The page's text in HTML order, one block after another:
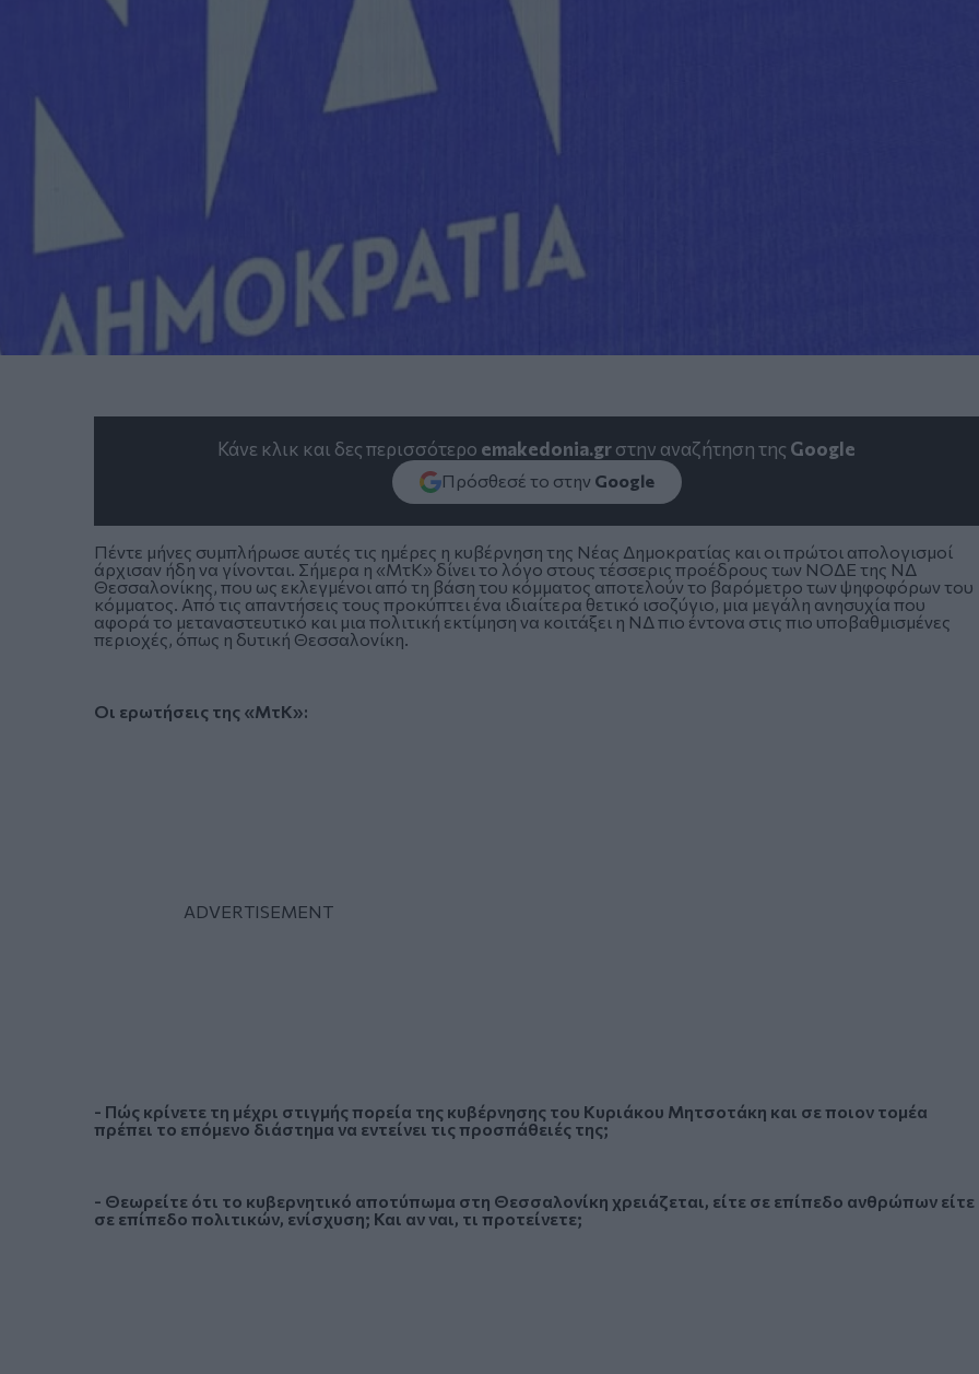
Κάνε κλικ και δες περισσότερο emakedonia.grστην αναζήτηση της Google
Πρόσθεσέ το στην Google
Πέντε μήνες συμπλήρωσε αυτές τις ημέρες η κυβέρνηση της Νέας Δημοκρατίας και οι πρώτοι απολογισμοί
άρχισαν ήδη να γίνονται. Σήμερα η «ΜτΚ» δίνει το λόγο στους τέσσερις προέδρους των ΝΟΔΕ της ΝΔ
Θεσσαλονίκης, που ως εκλεγμένοι από τη βάση του κόμματος αποτελούν το βαρόμετρο των ψηφοφόρων του
κόμματος. Από τις απαντήσεις τους προκύπτει ένα ιδιαίτερα θετικό ισοζύγιο, μια μεγάλη ανησυχία που
αφορά το μεταναστευτικό και μια πολιτική εκτίμηση να κοιτάξει η ΝΔ πιο έντονα στις πιο υποβαθμισμένες
περιοχές, όπως η δυτική Θεσσαλονίκη.
Οι ερωτήσεις της «ΜτΚ»:
- Πώς κρίνετε τη μέχρι στιγμής πορεία της κυβέρνησης του Κυριάκου Μητσοτάκη και σε ποιον τομέα
πρέπει το επόμενο διάστημα να εντείνει τις προσπάθειές της;
- Θεωρείτε ότι το κυβερνητικό αποτύπωμα στη Θεσσαλονίκη χρειάζεται, είτε σε επίπεδο ανθρώπων είτε
σε επίπεδο πολιτικών, ενίσχυση; Και αν ναι, τι προτείνετε;